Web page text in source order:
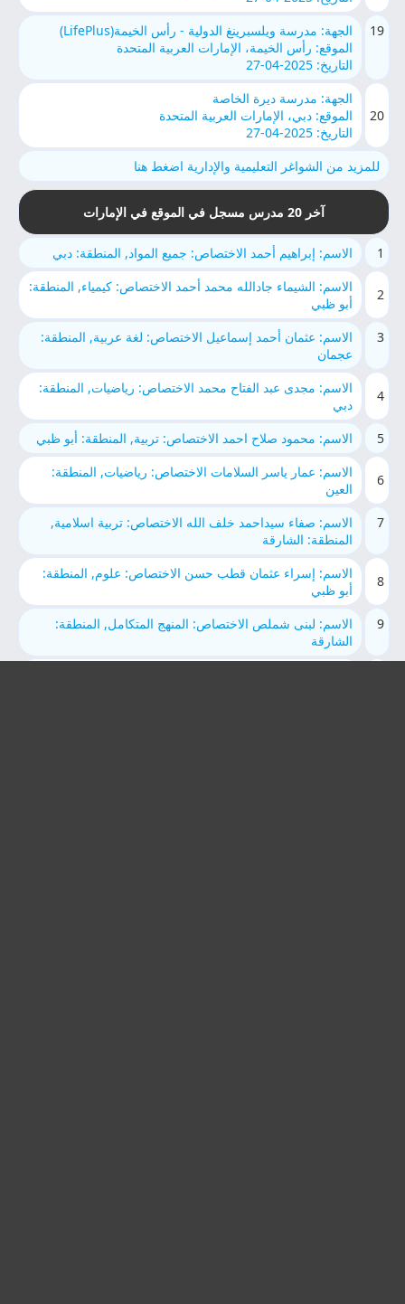
19
الجهة: مدرسة ويلسبرينغ الدولية - رأس الخيمة(LifePlus)
الموقع: رأس الخيمة، الإمارات العربية المتحدة
التاريخ: 2025-04-27
20
الجهة: مدرسة ديرة الخاصة
الموقع: دبي، الإمارات العربية المتحدة
التاريخ: 2025-04-27
للمزيد من الشواغر التعليمية والإدارية اضغط هنا
آخر 20 مدرس مسجل في الموقع في الإمارات
1 الاسم: إبراهيم أحمد الاختصاص: جميع المواد, المنطقة: دبي
2
الاسم: الشيماء جادالله محمد أحمد الاختصاص: كيمياء, المنطقة:
أبو ظبي
3
الاسم: عثمان أحمد إسماعيل الاختصاص: لغة عربية, المنطقة:
عجمان
4
الاسم: مجدى عبد الفتاح محمد الاختصاص: رياضيات, المنطقة:
دبي
5
الاسم: محمود صلاح احمد الاختصاص: تربية, المنطقة: أبو ظبي
6
الاسم: عمار ياسر السلامات الاختصاص: رياضيات, المنطقة:
العين
7
الاسم: صفاء سيداحمد خلف الله الاختصاص: تربية اسلامية,
المنطقة: الشارقة
8
الاسم: إسراء عثمان قطب حسن الاختصاص: علوم, المنطقة:
أبو ظبي
9
الاسم: لبنى شملص الاختصاص: المنهج المتكامل, المنطقة:
الشارقة